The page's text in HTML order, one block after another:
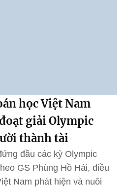
học Việt Nam
giải Olympic
thành tài
đầu các kỳ Olympic
GS Phùng Hồ Hải, điều
Nam phát hiện và nuôi